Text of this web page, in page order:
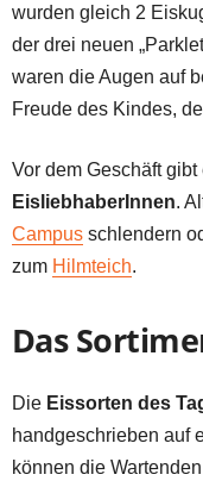
wurden gleich 2
der drei neuen
waren die Augen auf
Freude des Kindes,
Vor dem Geschäft gibt
EisliebhaberInnen.
Campus schlendern
zum Hilmteich.
Das
Die Eissorten des
handgeschrieben auf
können die